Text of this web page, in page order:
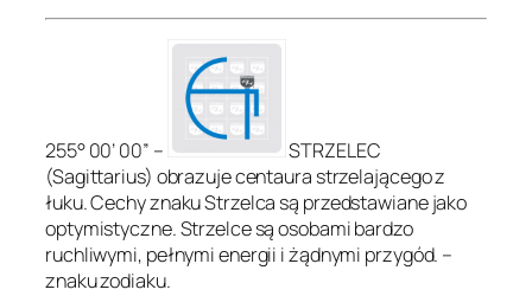
255° 00’ 00” –
STRZELEC
(Sagittarius) obrazuje centaura strzelającego z
łuku. Cechy znaku Strzelca są przedstawiane jako
optymistyczne. Strzelce są osobami bardzo
ruchliwymi, pełnymi energii i żądnymi przygód. –
znaku zodiaku.